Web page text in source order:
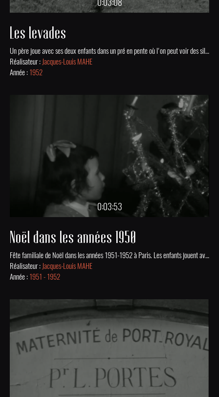
Les levades
Un père joue avec ses deux enfants dans un pré en pente où l'on peut voir des sillons d'irrigation appelés "les levades" à Poissac en 1952.
Réalisateur : Jacques-Louis MAHE
Année : 1952
0:03:53
Noël dans les années 1950
Fête familiale de Noël dans les années 1951-1952 à Paris. Les enfants jouent avec leurs cadeaux devant le sapin décoré et illuminé par de vraies bougies.
Réalisateur : Jacques-Louis MAHE
Année : 1951 - 1952